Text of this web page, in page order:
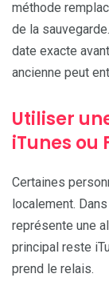
méthode
de la
date exacte
ancienne peut
Utiliser
iTunes ou
Certaines
localement.
représente une
principal reste
prend le relais.